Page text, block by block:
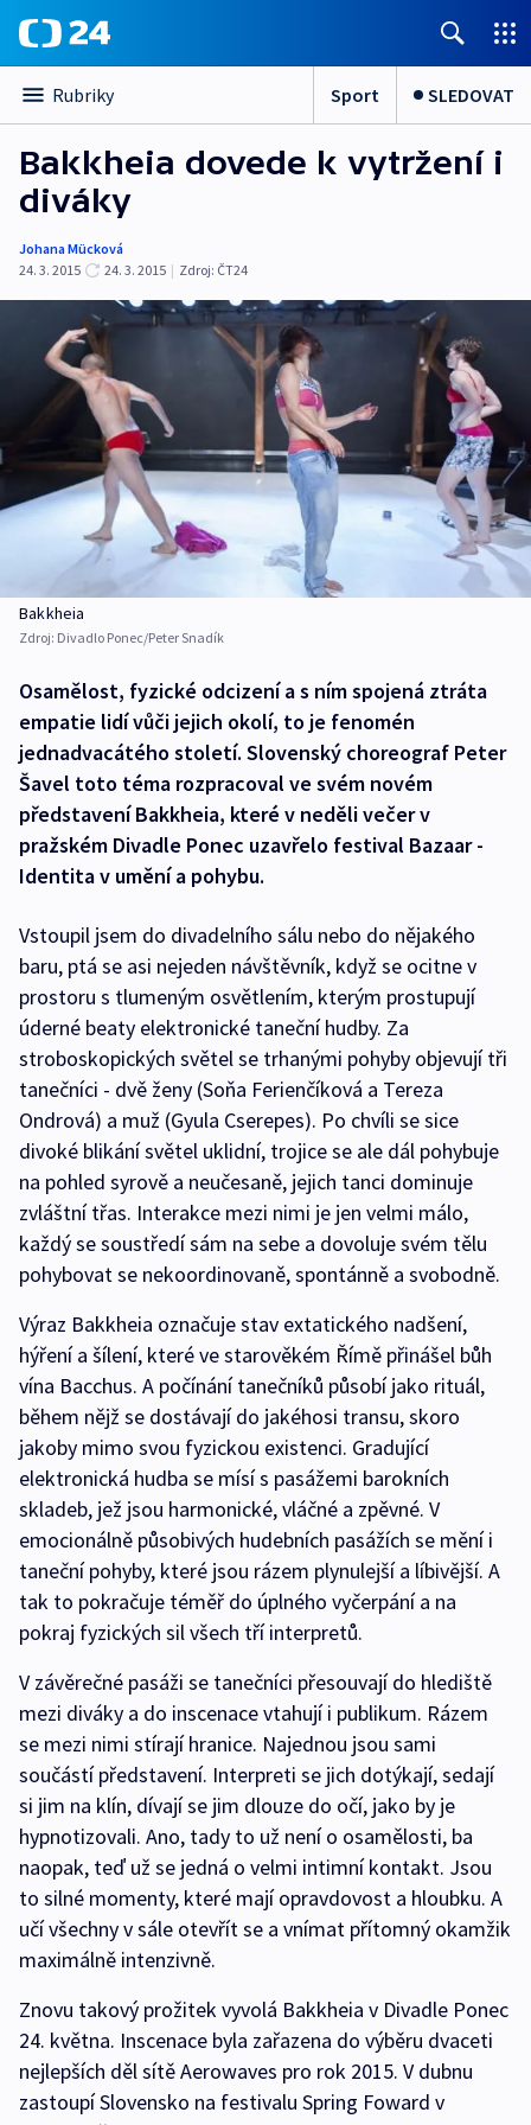
Rubriky Sport SLEDOVAT
Bakkheia dovede k vytržení i
diváky
Johana Mücková
24. 3. 2015
24. 3. 2015 | Zdroj: ČT24
Bakkheia
Zdroj: Divadlo Ponec/Peter Snadík
Osamělost, fyzické odcizení a s ním spojená ztráta
empatie lidí vůči jejich okolí, to je fenomén
jednadvacátého století. Slovenský choreograf Peter
Šavel toto téma rozpracoval ve svém novém
představení Bakkheia, které v neděli večer v
pražském Divadle Ponec uzavřelo festival Bazaar -
Identita v umění a pohybu.
Vstoupil jsem do divadelního sálu nebo do nějakého
baru, ptá se asi nejeden návštěvník, když se ocitne v
prostoru s tlumeným osvětlením, kterým prostupují
úderné beaty elektronické taneční hudby. Za
stroboskopických světel se trhanými pohyby objevují tři
tanečníci - dvě ženy (Soňa Ferienčíková a Tereza
Ondrová) a muž (Gyula Cserepes). Po chvíli se sice
divoké blikání světel uklidní, trojice se ale dál pohybuje
na pohled syrově a neučesaně, jejich tanci dominuje
zvláštní třas. Interakce mezi nimi je jen velmi málo,
každý se soustředí sám na sebe a dovoluje svém tělu
pohybovat se nekoordinovaně, spontánně a svobodně.
Výraz Bakkheia označuje stav extatického nadšení,
hýření a šílení, které ve starověkém Římě přinášel bůh
vína Bacchus. A počínání tanečníků působí jako rituál,
během nějž se dostávají do jakéhosi transu, skoro
jakoby mimo svou fyzickou existenci. Gradující
elektronická hudba se mísí s pasážemi barokních
skladeb, jež jsou harmonické, vláčné a zpěvné. V
emocionálně působivých hudebních pasážích se mění i
taneční pohyby, které jsou rázem plynulejší a líbivější. A
tak to pokračuje téměř do úplného vyčerpání a na
pokraj fyzických sil všech tří interpretů.
V závěrečné pasáži se tanečníci přesouvají do hlediště
mezi diváky a do inscenace vtahují i publikum. Rázem
se mezi nimi stírají hranice. Najednou jsou sami
součástí představení. Interpreti se jich dotýkají, sedají
si jim na klín, dívají se jim dlouze do očí, jako by je
hypnotizovali. Ano, tady to už není o osamělosti, ba
naopak, teď už se jedná o velmi intimní kontakt. Jsou
to silné momenty, které mají opravdovost a hloubku. A
učí všechny v sále otevřít se a vnímat přítomný okamžik
maximálně intenzivně.
Znovu takový prožitek vyvolá Bakkheia v Divadle Ponec
24. května. Inscenace byla zařazena do výběru dvaceti
nejlepších děl sítě Aerowaves pro rok 2015. V dubnu
zastoupí Slovensko na festivalu Spring Foward v